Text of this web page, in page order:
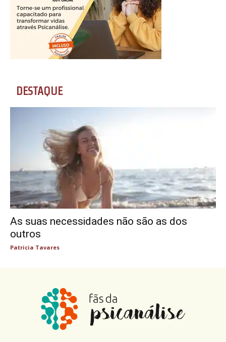
DESTAQUE
As suas necessidades não são as dos
outros
Patricia Tavares